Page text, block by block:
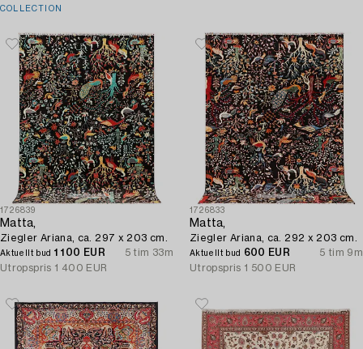
COLLECTION
1726839
Matta,
Ziegler Ariana, ca. 297 x 203 cm.
Aktuellt bud 1 100 EUR
5 tim 33m
Utropspris 1 400 EUR
1726833
Matta,
Ziegler Ariana, ca. 292 x 203 cm.
Aktuellt bud 600 EUR
5 tim 9m
Utropspris 1 500 EUR